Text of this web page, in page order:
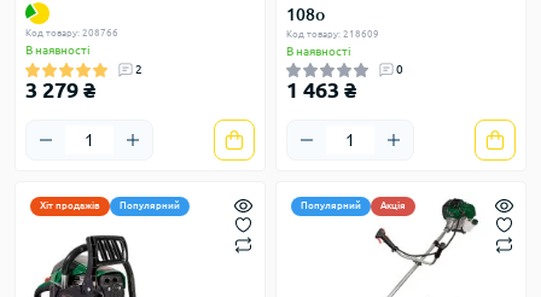
Код товару: 208766
В наявності
2
3 279 ₴
108о
Код товару: 218609
В наявності
0
1 463 ₴
Хіт продажів Популярний Популярний Акція